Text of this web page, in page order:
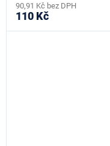
90,91 Kč bez DPH
110 Kč